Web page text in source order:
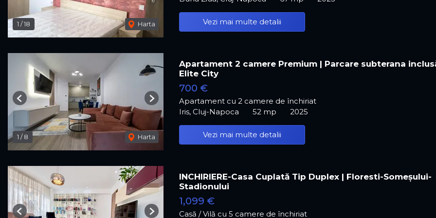
1 /18 Harta Vezi mai multe detalii
1 /8 Harta
Previous Next
Apartament 2 camere Premium | Parcare subterana
Elite City
700 €
Apartament cu 2 camere de închiriat
Iris, Cluj-Napoca
52 mp 2025
Vezi mai multe detalii
Previous Next
INCHIRIERE-Casa Cuplată Tip Duplex | Floresti-Someșului-
Stadionului
1,099 €
Casă / Vilă cu 5 camere de închiriat